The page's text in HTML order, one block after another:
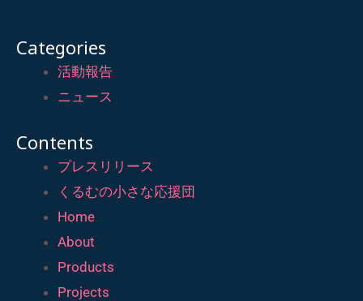
Categories
活動報告
ニュース
Contents
プレスリリース
くるむの小さな応援団
Home
About
Products
Projects